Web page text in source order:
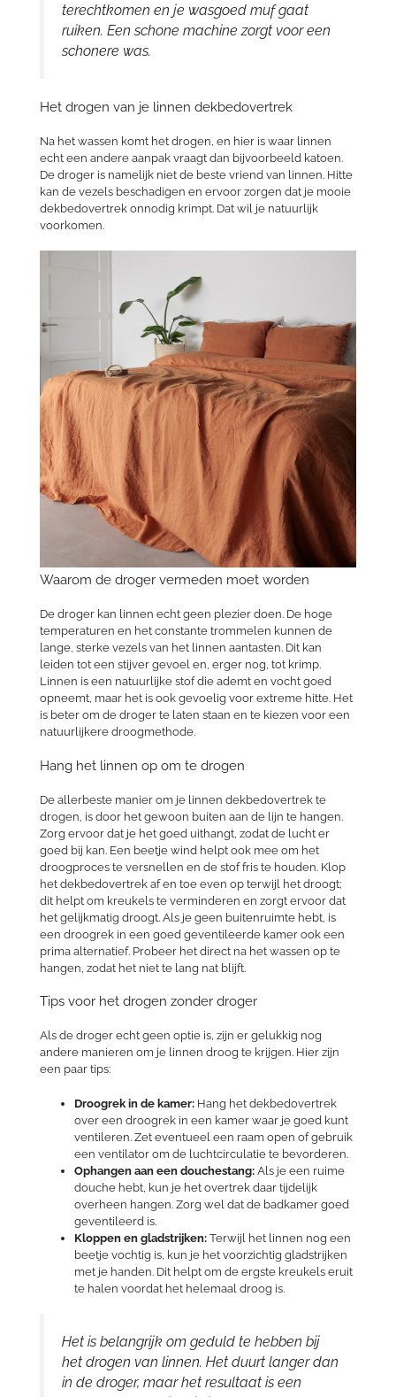
terechtkomen en je wasgoed muf gaat
ruiken. Een schone machine zorgt voor een
schonere was.
Het drogen van je linnen dekbedovertrek
Na het wassen komt het drogen, en hier is waar linnen
echt een andere aanpak vraagt dan bijvoorbeeld katoen.
De droger is namelijk niet de beste vriend van linnen. Hitte
kan de vezels beschadigen en ervoor zorgen dat je mooie
dekbedovertrek onnodig krimpt. Dat wil je natuurlijk
voorkomen.
Waarom de droger vermeden moet worden
De droger kan linnen echt geen plezier doen. De hoge
temperaturen en het constante trommelen kunnen de
lange, sterke vezels van het linnen aantasten. Dit kan
leiden tot een stijver gevoel en, erger nog, tot krimp.
Linnen is een natuurlijke stof die ademt en vocht goed
opneemt, maar het is ook gevoelig voor extreme hitte. Het
is beter om de droger te laten staan en te kiezen voor een
natuurlijkere droogmethode.
Hang het linnen op om te drogen
De allerbeste manier om je linnen dekbedovertrek te
drogen, is door het gewoon buiten aan de lijn te hangen.
Zorg ervoor dat je het goed uithangt, zodat de lucht er
goed bij kan. Een beetje wind helpt ook mee om het
droogproces te versnellen en de stof fris te houden. Klop
het dekbedovertrek af en toe even op terwijl het droogt;
dit helpt om kreukels te verminderen en zorgt ervoor dat
het gelijkmatig droogt. Als je geen buitenruimte hebt, is
een droogrek in een goed geventileerde kamer ook een
prima alternatief. Probeer het direct na het wassen op te
hangen, zodat het niet te lang nat blijft.
Tips voor het drogen zonder droger
Als de droger echt geen optie is, zijn er gelukkig nog
andere manieren om je linnen droog te krijgen. Hier zijn
een paar tips:
Droogrek in de kamer: Hang het dekbedovertrek
over een droogrek in een kamer waar je goed kunt
ventileren. Zet eventueel een raam open of gebruik
een ventilator om de luchtcirculatie te bevorderen.
Ophangen aan een douchestang: Als je een ruime
douche hebt, kun je het overtrek daar tijdelijk
overheen hangen. Zorg wel dat de badkamer goed
geventileerd is.
Kloppen en gladstrijken: Terwijl het linnen nog een
beetje vochtig is, kun je het voorzichtig gladstrijken
met je handen. Dit helpt om de ergste kreukels eruit
te halen voordat het helemaal droog is.
Het is belangrijk om geduld te hebben bij
het drogen van linnen. Het duurt langer dan
in de droger, maar het resultaat is een